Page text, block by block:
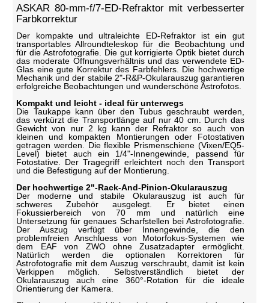
ASKAR 80-mm-f/7-ED-Refraktor mit verbesserter
Farbkorrektur
Der kompakte und ultraleichte ED-Refraktor ist ein gut
transportables Allroundteleskop für die Beobachtung und
für die Astrofotografie. Die gut korrigierte Optik bietet durch
das moderate Öffnungsverhältnis und das verwendete ED-
Glas eine gute Korrektur des Farbfehlers. Die hochwertige
Mechanik und der stabile 2"-R&P-Okularauszug garantieren
erfolgreiche Beobachtungen und wunderschöne Astrofotos.
Kompakt und leicht - ideal für unterwegs
Die Taukappe kann über den Tubus geschraubt werden,
das verkürzt die Transportlänge auf nur 40 cm. Durch das
Gewicht von nur 2 kg kann der Refraktor so auch von
kleinen und kompakten Montierungen oder Fotostativen
getragen werden. Die flexible Prismenschiene (Vixen/EQ5-
Level) bietet auch ein 1/4"-Innengewinde, passend für
Fotostative. Der Tragegriff erleichtert noch den Transport
und die Befestigung auf der Montierung.
Der hochwertige 2"-Rack-And-Pinion-Okularauszug
Der moderne und stabile Okularauszug ist auch für
schweres Zubehör ausgelegt. Er bietet einen
Fokussierbereich von 70 mm und natürlich eine
Untersetzung für genaues Scharfstellen bei Astrofotografie.
Der Auszug verfügt über Innengewinde, die den
problemfreien Anschluess von Motorfokus-Systemen wie
dem EAF von ZWO ohne Zusatzadapter ermöglicht.
Natürlich werden die optionalen Korrektoren für
Astrofotografie mit dem Auszug verschraubt, damit ist kein
Verkippen möglich. Selbstverständlich bietet der
Okularauszug auch eine 360°-Rotation für die ideale
Orientierung der Kamera.